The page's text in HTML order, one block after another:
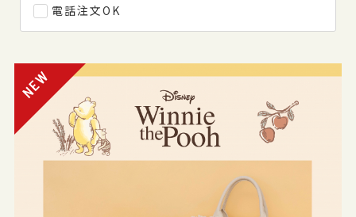
電話注文OK